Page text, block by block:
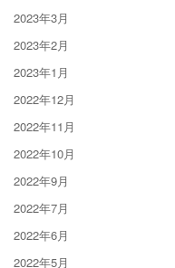
2023年3月
2023年2月
2023年1月
2022年12月
2022年11月
2022年10月
2022年9月
2022年7月
2022年6月
2022年5月